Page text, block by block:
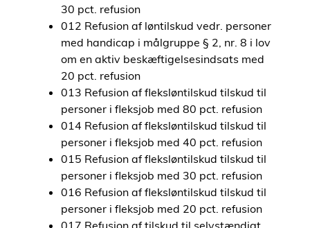
30 pct. refusion
012 Refusion af løntilskud vedr. personer
med handicap i målgruppe § 2, nr. 8 i lov
om en aktiv beskæftigelsesindsats med
20 pct. refusion
013 Refusion af fleksløntilskud tilskud til
personer i fleksjob med 80 pct. refusion
014 Refusion af fleksløntilskud tilskud til
personer i fleksjob med 40 pct. refusion
015 Refusion af fleksløntilskud tilskud til
personer i fleksjob med 30 pct. refusion
016 Refusion af fleksløntilskud tilskud til
personer i fleksjob med 20 pct. refusion
017 Refusion af tilskud til selvstændigt